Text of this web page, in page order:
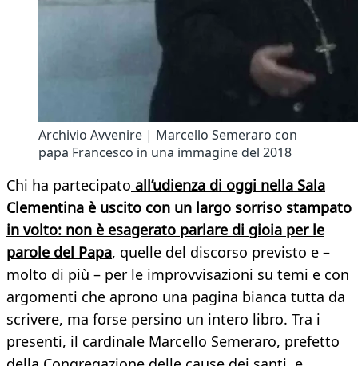
Archivio Avvenire | Marcello Semeraro con
papa Francesco in una immagine del 2018
Chi ha partecipato all’udienza di oggi nella Sala
Clementina è uscito con un largo sorriso stampato
in volto: non è esagerato parlare di gioia per le
parole del Papa, quelle del discorso previsto e –
molto di più – per le improvvisazioni su temi e con
argomenti che aprono una pagina bianca tutta da
scrivere, ma forse persino un intero libro. Tra i
presenti, il cardinale Marcello Semeraro, prefetto